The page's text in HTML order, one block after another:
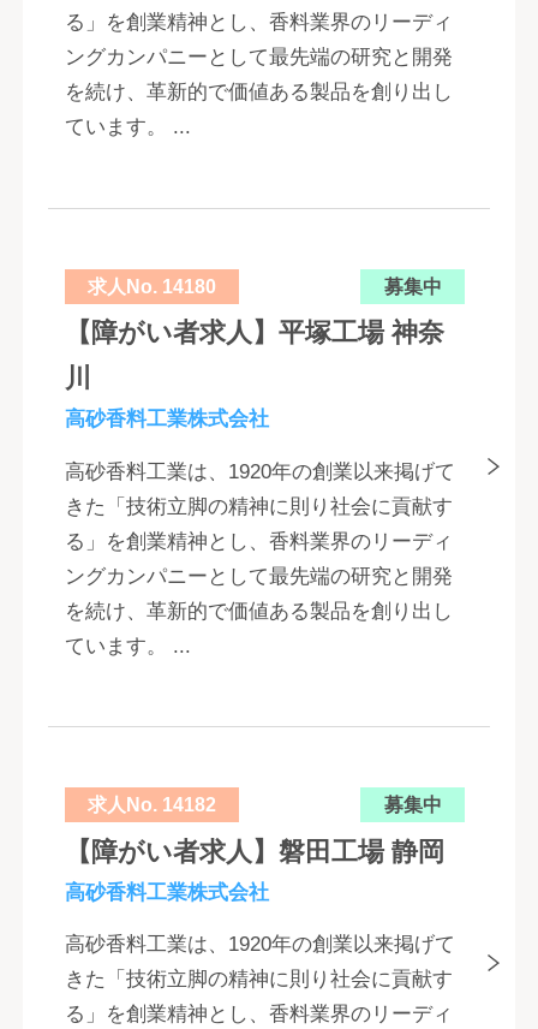
る」を創業精神とし、香料業界のリーディ
ングカンパニーとして最先端の研究と開発
を続け、革新的で価値ある製品を創り出し
ています。 ...
求人No. 14180 募集中
【障がい者求人】平塚工場 神奈
川
高砂香料工業株式会社
高砂香料工業は、1920年の創業以来掲げて
きた「技術立脚の精神に則り社会に貢献す
る」を創業精神とし、香料業界のリーディ
ングカンパニーとして最先端の研究と開発
を続け、革新的で価値ある製品を創り出し
ています。 ...
求人No. 14182 募集中
【障がい者求人】磐田工場 静岡
高砂香料工業株式会社
高砂香料工業は、1920年の創業以来掲げて
きた「技術立脚の精神に則り社会に貢献す
る」を創業精神とし、香料業界のリーディ